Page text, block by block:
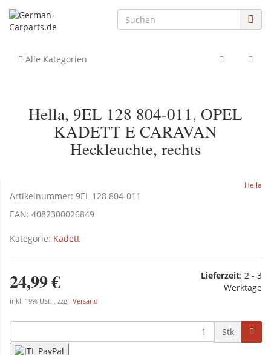
Alle Kategorien
Hella, 9EL 128 804-011, OPEL
KADETT E CARAVAN
Heckleuchte, rechts
Hella
Artikelnummer: 9EL 128 804-011
EAN: 4082300026849
Kategorie: Kadett
24,99 €
inkl. 19% USt. , zzgl. Versand
Lieferzeit: 2 - 3
Werktage
Stk